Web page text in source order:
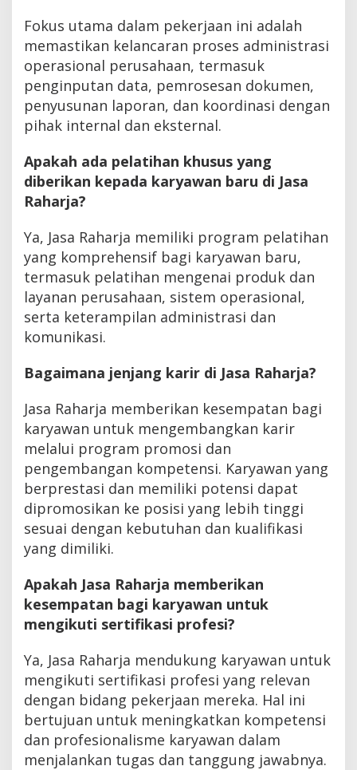
Fokus utama dalam pekerjaan ini adalah
memastikan kelancaran proses administrasi
operasional perusahaan, termasuk
penginputan data, pemrosesan dokumen,
penyusunan laporan, dan koordinasi dengan
pihak internal dan eksternal.
Apakah ada pelatihan khusus yang
diberikan kepada karyawan baru di Jasa
Raharja?
Ya, Jasa Raharja memiliki program pelatihan
yang komprehensif bagi karyawan baru,
termasuk pelatihan mengenai produk dan
layanan perusahaan, sistem operasional,
serta keterampilan administrasi dan
komunikasi.
Bagaimana jenjang karir di Jasa Raharja?
Jasa Raharja memberikan kesempatan bagi
karyawan untuk mengembangkan karir
melalui program promosi dan
pengembangan kompetensi. Karyawan yang
berprestasi dan memiliki potensi dapat
dipromosikan ke posisi yang lebih tinggi
sesuai dengan kebutuhan dan kualifikasi
yang dimiliki.
Apakah Jasa Raharja memberikan
kesempatan bagi karyawan untuk
mengikuti sertifikasi profesi?
Ya, Jasa Raharja mendukung karyawan untuk
mengikuti sertifikasi profesi yang relevan
dengan bidang pekerjaan mereka. Hal ini
bertujuan untuk meningkatkan kompetensi
dan profesionalisme karyawan dalam
menjalankan tugas dan tanggung jawabnya.